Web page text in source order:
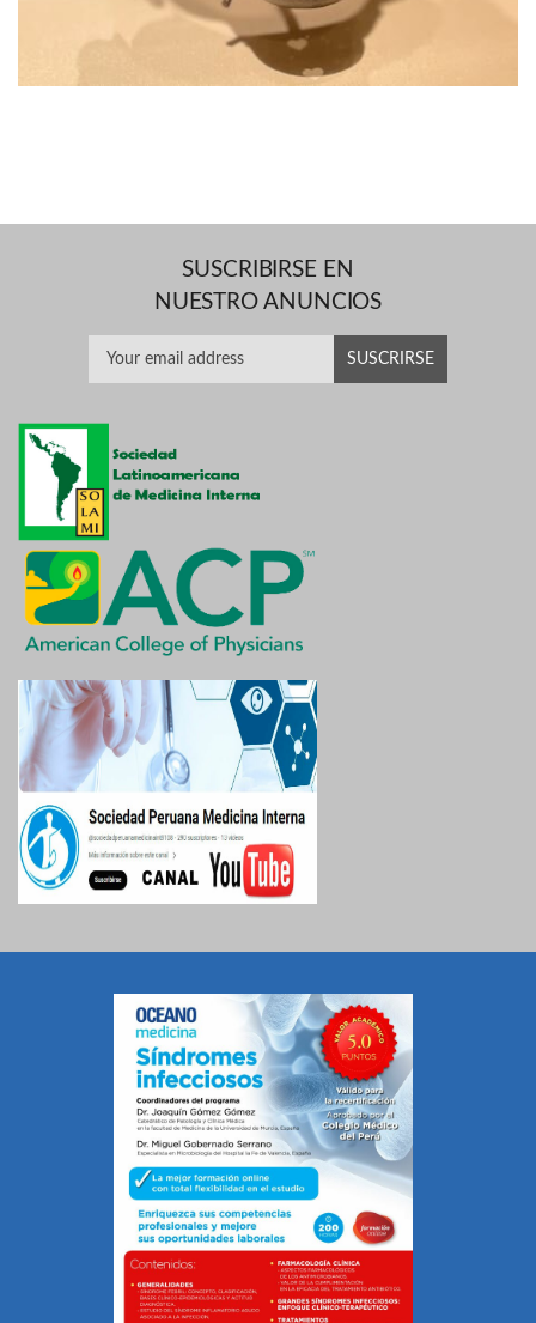
SUSCRIBIRSE EN
NUESTRO ANUNCIOS